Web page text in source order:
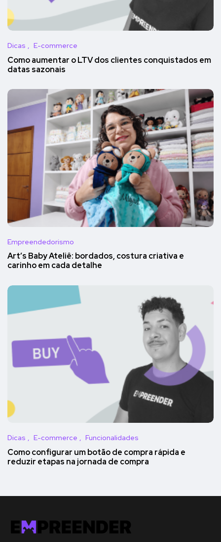
Dicas E-commerce
Como aumentar o LTV dos clientes conquistados em
datas sazonais
Empreendedorismo
Art’s Baby Ateliê: bordados, costura criativa e
carinho em cada detalhe
Dicas E-commerce Funcionalidades
Como configurar um botão de compra rápida e
reduzir etapas na jornada de compra